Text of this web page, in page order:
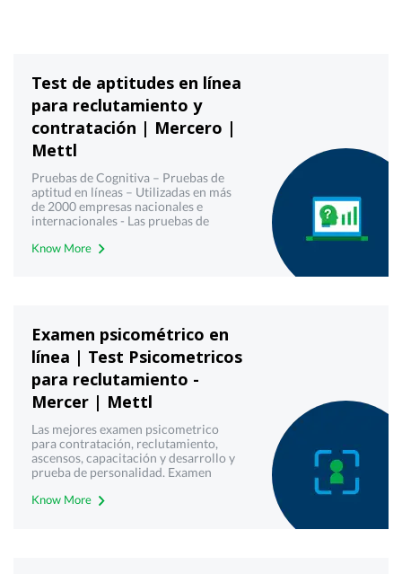
Test de aptitudes en línea
para reclutamiento y
contratación | Mercero |
Mettl
Pruebas de Cognitiva – Pruebas de
aptitud en líneas – Utilizadas en más
de 2000 empresas nacionales e
internacionales - Las pruebas de
cognitivos modernos para producir
Know More
Examen psicométrico en
línea | Test Psicometricos
para reclutamiento -
Mercer | Mettl
Las mejores examen psicometrico
para contratación, reclutamiento,
ascensos, capacitación y desarrollo y
prueba de personalidad. Examen
cargo para la evaluación y análisis
Know More